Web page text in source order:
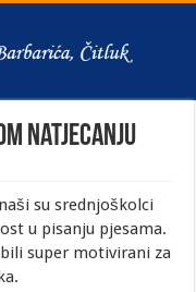
natjecanju
su srednjoškolci
u pisanju pjesama.
super motivirani za